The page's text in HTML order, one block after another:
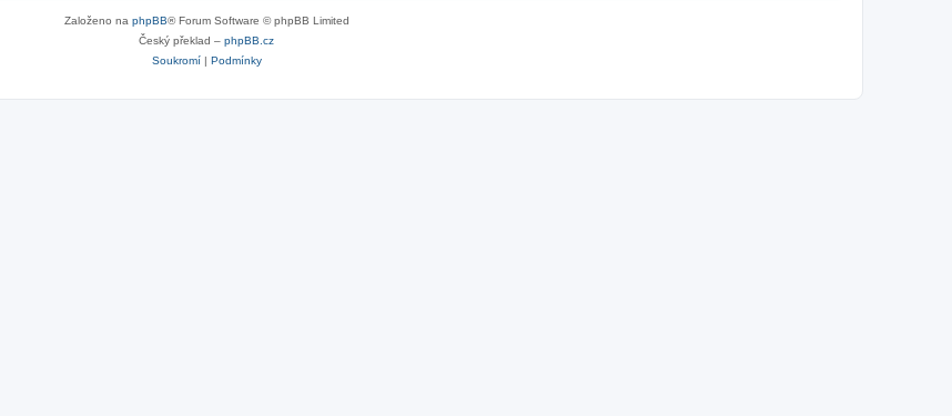
Založeno na phpBB® Forum Software © phpBB Limited
Český překlad – phpBB.cz
Soukromí| Podmínky